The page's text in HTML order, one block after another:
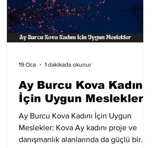
Ay Burcu Kova Kadını
İçin Uygun Meslekler
Ay Burcu Kova Kadını İçin Uygun
Meslekler: Kova Ay kadını proje ve
danışmanlık alanlarında da güçlü bir
19 Oca 1 dakikada okunur